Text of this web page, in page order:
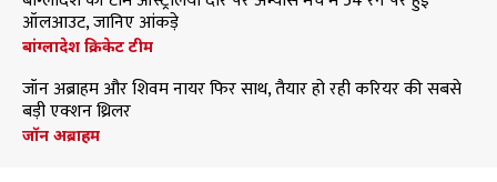
ऑलआउट, जानिए आंकड़े
बांग्लादेश क्रिकेट टीम
जॉन अब्राहम और शिवम नायर फिर साथ, तैयार हो रही करियर की सबसे
बड़ी एक्शन थ्रिलर
जॉन अब्राहम